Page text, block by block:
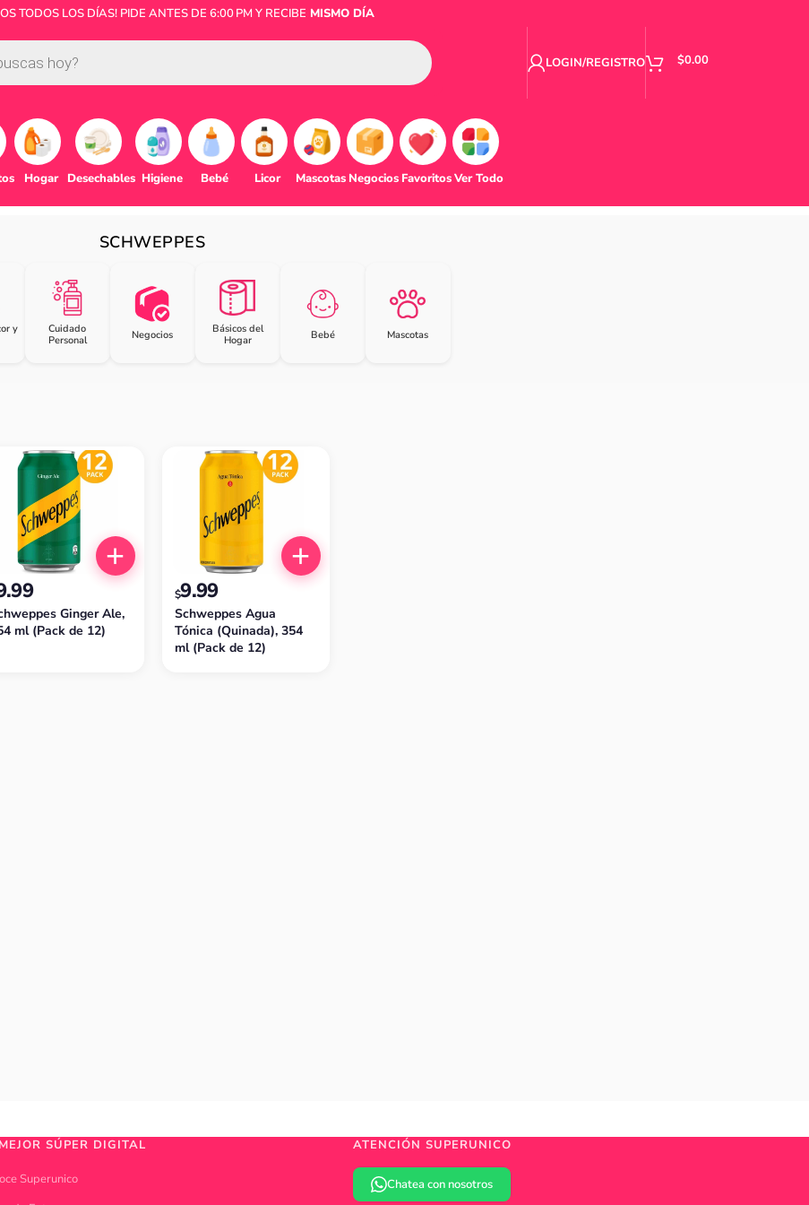
TODOS LOS DÍAS! PIDE ANTES DE 6:00 PM Y RECIBE MISMO DÍA
LOGIN/REGISTRO $0.00
Hogar Desechables Higiene Bebé Licor Mascotas Negocios FavoritosVer Todo
SCHWEPPES
y
Cuidado
Personal
Negocios
Básicos del
Hogar
Bebé Mascotas
Ginger Ale,
ml (Pack de 12)
Schweppes Agua
Tónica (Quinada), 354
ml (Pack de 12)
$9.99
SÚPER DIGITAL
Superunico
ATENCIÓN SUPERUNICO
Chatea con nosotros